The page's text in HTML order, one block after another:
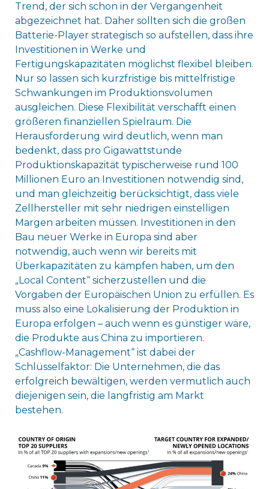
Trend, der sich schon in der Vergangenheit
abgezeichnet hat. Daher sollten sich die großen
Batterie-Player strategisch so aufstellen, dass ihre
Investitionen in Werke und
Fertigungskapazitäten möglichst flexibel bleiben.
Nur so lassen sich kurzfristige bis mittelfristige
Schwankungen im Produktionsvolumen
ausgleichen. Diese Flexibilität verschafft einen
größeren finanziellen Spielraum. Die
Herausforderung wird deutlich, wenn man
bedenkt, dass pro Gigawattstunde
Produktionskapazität typischerweise rund 100
Millionen Euro an Investitionen notwendig sind,
und man gleichzeitig berücksichtigt, dass viele
Zellhersteller mit sehr niedrigen einstelligen
Margen arbeiten müssen. Investitionen in den
Bau neuer Werke in Europa sind aber
notwendig, auch wenn wir bereits mit
Überkapazitäten zu kämpfen haben, um den
„Local Content“ sicherzustellen und die
Vorgaben der Europäischen Union zu erfüllen. Es
muss also eine Lokalisierung der Produktion in
Europa erfolgen – auch wenn es günstiger wäre,
die Produkte aus China zu importieren.
„Cashflow-Management“ ist dabei der
Schlüsselfaktor: Die Unternehmen, die das
erfolgreich bewältigen, werden vermutlich auch
diejenigen sein, die langfristig am Markt
bestehen.